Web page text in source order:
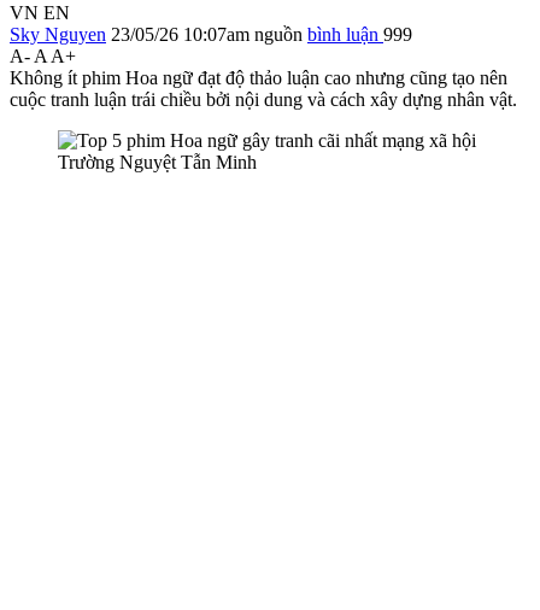
VN EN
Sky Nguyen 23/05/26 10:07am nguồn bình luận 999
A- A A+
Không ít phim Hoa ngữ đạt độ thảo luận cao nhưng cũng tạo nên
cuộc tranh luận trái chiều bởi nội dung và cách xây dựng nhân vật.
Trường Nguyệt Tẫn Minh